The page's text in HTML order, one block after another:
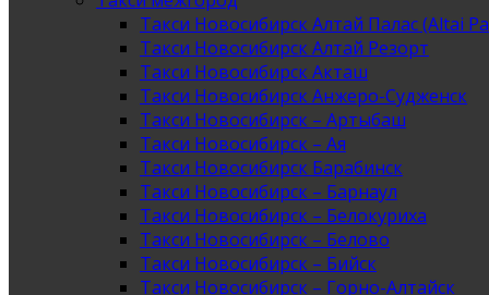
Такси Новосибирск Алтай Палас (Altai
Такси Новосибирск Алтай Резорт
Такси Новосибирск Акташ
Такси Новосибирск Анжеро-Судженск
Такси Новосибирск – Артыбаш
Такси Новосибирск – Ая
Такси Новосибирск Барабинск
Такси Новосибирск – Барнаул
Такси Новосибирск – Белокуриха
Такси Новосибирск – Белово
Такси Новосибирск – Бийск
Такси Новосибирск – Горно-Алтайск